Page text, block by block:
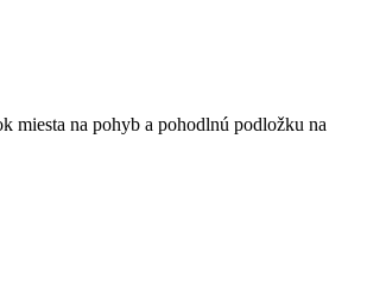
miesta na pohyb a pohodlnú podložku na